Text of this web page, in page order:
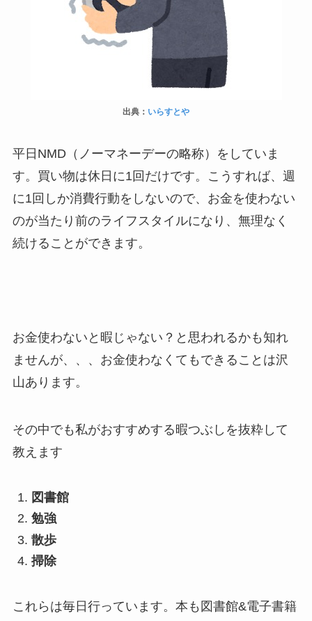
出典： いらすとや
平日NMD（ノーマネーデーの略称）をしていま
す。買い物は休日に1回だけです。こうすれば、週
に1回しか消費行動をしないので、お金を使わない
のが当たり前のライフスタイルになり、無理なく
続けることができます。
お金使わないと暇じゃない？と思われるかも知れ
ませんが、、、お金使わなくてもできることは沢
山あります。
その中でも私がおすすめする暇つぶしを抜粋して
教えます
図書館
勉強
散歩
掃除
これらは毎日行っています。本も図書館&電子書籍